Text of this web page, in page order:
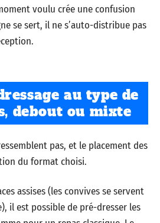
voulu crée une confusion
se sert, il ne s’auto-distribue pas
au type de
debout ou mixte
pas, et le placement des
du format choisi.
assises (les convives se servent
il est possible de pré-dresser les